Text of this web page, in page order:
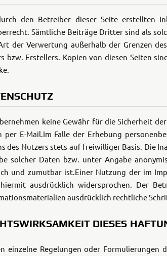
den Betreiber dieser Seite erstellten
Sämtliche Beiträge Dritter sind als
der Verwertung außerhalb der Grenzen
bzw. Erstellers. Kopien von diesen Seiten
keine Gewähr für die Sicherheit
per E-Mail.Im Falle der Erhebung
des Nutzers stets auf freiwilliger Basis. Die
solcher Daten bzw. unter Angabe
und zumutbar ist.Einer Nutzung der im
ausdrücklich widersprochen. Der
ausdrücklich rechtliche
DIESES
einzelne Regelungen oder Formulierungen